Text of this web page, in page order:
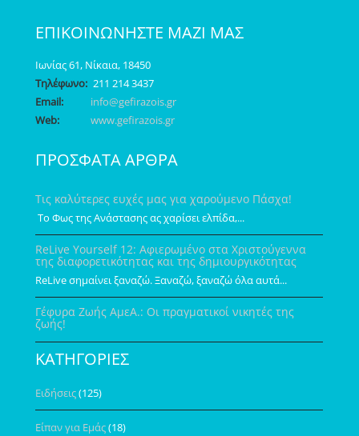
ΕΠΙΚΟΙΝΩΝΗΣΤΕ ΜΑΖΙ ΜΑΣ
Ιωνίας 61, Νίκαια, 18450
Τηλέφωνο:211 214 3437
Email:
info@gefirazois.gr
Web:
www.gefirazois.gr
ΠΡΟΣΦΑΤΑ ΑΡΘΡΑ
Τις καλύτερες ευχές μας για χαρούμενο Πάσχα!
Το Φως της Ανάστασης ας χαρίσει ελπίδα,...
ReLive Yourself 12: Αφιερωμένο στα Χριστούγεννα
της διαφορετικότητας και της δημιουργικότητας
ReLive σημαίνει ξαναζώ. Ξαναζώ, ξαναζώ όλα αυτά...
Γέφυρα Ζωής ΑμεΑ.: Οι πραγματικοί νικητές της
ζωής!
ΚΑΤΗΓΟΡΙΕΣ
Ειδήσεις(125)
Είπαν για Εμάς(18)